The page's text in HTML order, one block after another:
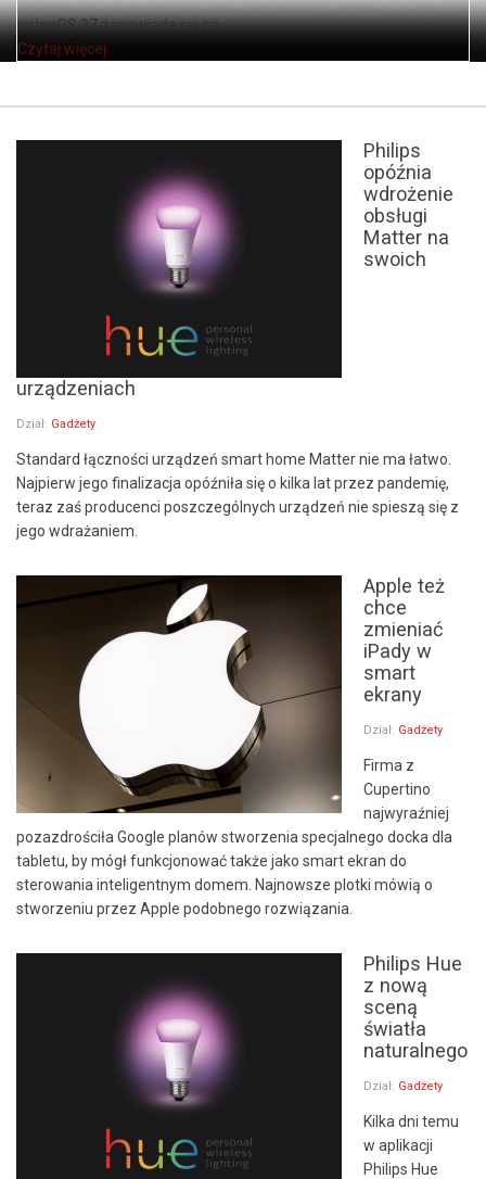
visionOS 27 zapowiada się na ...
Czytaj więcej
Philips
opóźnia
wdrożenie
obsługi
Matter na
swoich
urządzeniach
Dział: Gadżety
Standard łączności urządzeń smart home Matter nie ma łatwo.
Najpierw jego finalizacja opóźniła się o kilka lat przez pandemię,
teraz zaś producenci poszczególnych urządzeń nie spieszą się z
jego wdrażaniem.
Apple też
chce
zmieniać
iPady w
smart
ekrany
Dział: Gadżety
Firma z
Cupertino
najwyraźniej
pozazdrościła Google planów stworzenia specjalnego docka dla
tabletu, by mógł funkcjonować także jako smart ekran do
sterowania inteligentnym domem. Najnowsze plotki mówią o
stworzeniu przez Apple podobnego rozwiązania.
Philips Hue
z nową
sceną
światła
naturalnego
Dział: Gadżety
Kilka dni temu
w aplikacji
Philips Hue